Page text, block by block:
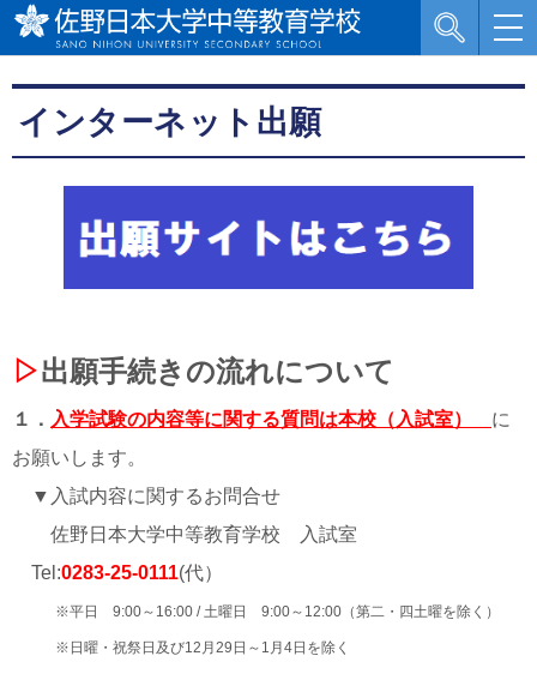
インターネット出願
▷出願手続きの流れについて
１． 入学試験の内容等に関する質問は本校（入試室） に
お願いします。
▼入試内容に関するお問合せ
佐野日本大学中等教育学校 入試室
Tel:0283-25-0111(代）
※平日 9:00～16:00 / 土曜日 9:00～12:00（第二・四土曜を除く）
※日曜・祝祭日及び12月29日～1月4日を除く